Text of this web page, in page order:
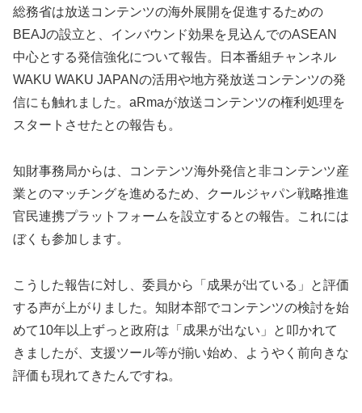
総務省は放送コンテンツの海外展開を促進するための
BEAJの設立と、インバウンド効果を見込んでのASEAN
中心とする発信強化について報告。日本番組チャンネル
WAKU WAKU JAPANの活用や地方発放送コンテンツの発
信にも触れました。aRmaが放送コンテンツの権利処理を
スタートさせたとの報告も。
知財事務局からは、コンテンツ海外発信と非コンテンツ産
業とのマッチングを進めるため、クールジャパン戦略推進
官民連携プラットフォームを設立するとの報告。これには
ぼくも参加します。
こうした報告に対し、委員から「成果が出ている」と評価
する声が上がりました。知財本部でコンテンツの検討を始
めて10年以上ずっと政府は「成果が出ない」と叩かれて
きましたが、支援ツール等が揃い始め、ようやく前向きな
評価も現れてきたんですね。